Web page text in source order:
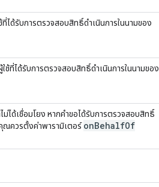
ด้รับการตรวจสอบสิทธิ์ดำเนินการในนามของ
ที่ได้รับการตรวจสอบสิทธิ์ดำเนินการในนามของ
ได้เชื่อมโยง หากคำขอได้รับการตรวจสอบสิทธิ์
ณควรตั้งค่าพารามิเตอร์onBehalfOf